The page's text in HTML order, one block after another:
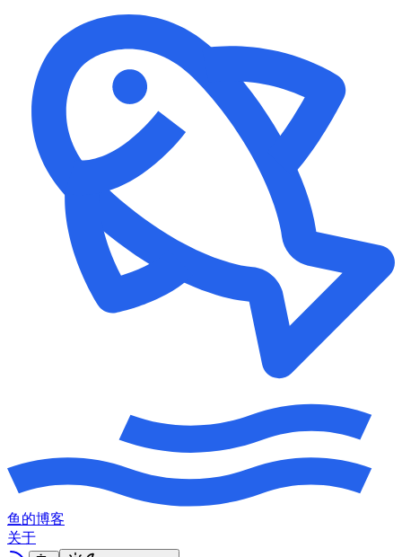
鱼的博客
关于